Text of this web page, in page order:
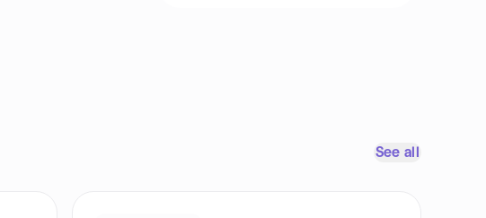
See all